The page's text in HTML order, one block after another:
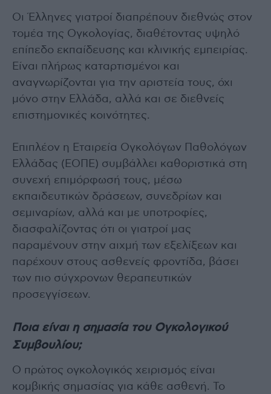
Οι Έλληνες γιατροί διαπρέπουν διεθνώς στον
τομέα της Ογκολογίας, διαθέτοντας υψηλό
επίπεδο εκπαίδευσης και κλινικής εμπειρίας.
Είναι πλήρως καταρτισμένοι και
αναγνωρίζονται για την αριστεία τους, όχι
μόνο στην Ελλάδα, αλλά και σε διεθνείς
επιστημονικές κοινότητες.
Επιπλέον η Εταιρεία Ογκολόγων Παθολόγων
Ελλάδας (ΕΟΠΕ) συμβάλλει καθοριστικά στη
συνεχή επιμόρφωσή τους, μέσω
εκπαιδευτικών δράσεων, συνεδρίων και
σεμιναρίων, αλλά και με υποτροφίες,
διασφαλίζοντας ότι οι γιατροί μας
παραμένουν στην αιχμή των εξελίξεων και
παρέχουν στους ασθενείς φροντίδα, βάσει
των πιο σύγχρονων θεραπευτικών
προσεγγίσεων.
Ποια είναι η σημασία του Ογκολογικού
Συμβουλίου;
Ο πρώτος ογκολογικός χειρισμός είναι
κομβικής σημασίας για κάθε ασθενή. Το